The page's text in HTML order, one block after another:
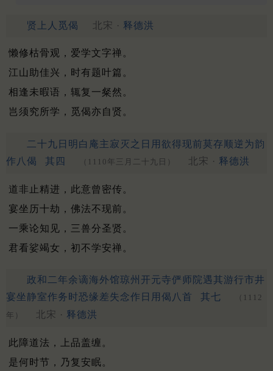
贤上人觅偈 北宋 · 释德洪
懒修枯骨观，爱学文字禅。
江山助佳兴，时有题叶篇。
相逢未暇语，辄复一粲然。
岂须究所学，觅偈亦自贤。
二十九日明白庵主寂灭之日用欲得现前莫存顺逆为韵
作八偈
其四 （1110年三月二十九日） 北宋 · 释德洪
道非止精进，此意曾密传。
宴坐历十劫，佛法不现前。
一乘论知见，三兽分圣贤。
君看娑竭女，初不学安禅。
政和二年余谪海外馆琼州开元寺俨师院遇其游行市井
宴坐静室作务时恐缘差失念作日用偈八首
其七
（1112
年）
北宋 · 释德洪
此障道法，上品盖缠。
是何时节，乃复安眠。